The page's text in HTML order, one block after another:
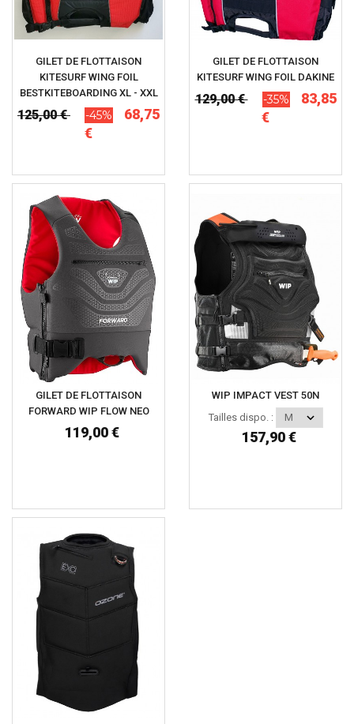
GILET DE FLOTTAISON
KITESURF WING FOIL
BESTKITEBOARDING XL - XXL
125,00 € -45%
68,75
€
GILET DE FLOTTAISON
KITESURF WING FOIL DAKINE
129,00 € -35%
83,85
€
GILET DE FLOTTAISON
FORWARD WIP FLOW NEO
119,00 €
WIP IMPACT VEST 50N
Tailles dispo. :
157,90 €